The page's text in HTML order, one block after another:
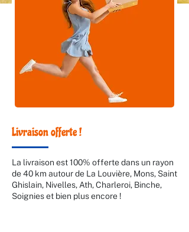
Livraison offerte !
La livraison est 100% offerte dans un rayon
de 40 km autour de La Louvière, Mons, Saint
Ghislain, Nivelles, Ath, Charleroi, Binche,
Soignies et bien plus encore !